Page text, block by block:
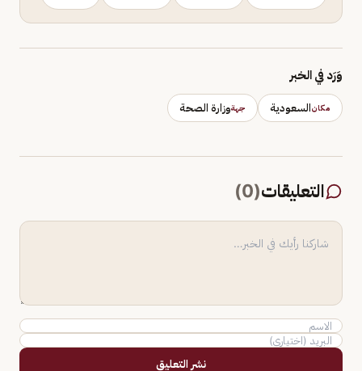
وَرَد في الخبر
مكانالسعودية جهةوزارة الصحة
التعليقات(
0
)
نشر التعليق